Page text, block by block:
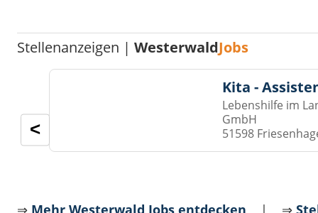
Stellenanzeigen |WesterwaldJobs
Kita -
Lebenshilfe im
GmbH
51598
<
⇒ Mehr Westerwald Jobs entdecken | ⇒